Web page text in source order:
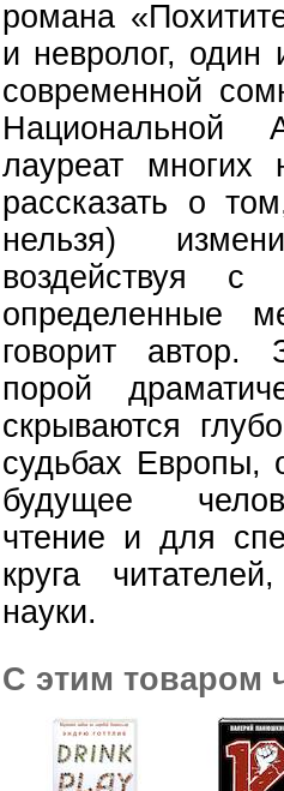
романа
и невролог, один
современной
Национальной
лауреат
рассказать о
нельзя)
воздействуя
определенные
говорит автор.
порой
скрываются
судьбах Европы,
будущее
чтение и для
круга
науки.
С этим товаром